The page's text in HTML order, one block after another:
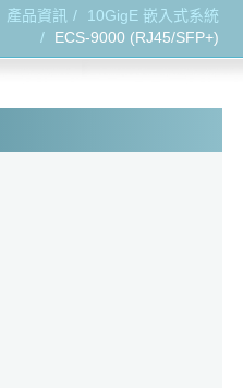
產品資訊
10GigE 嵌入式系統
ECS-9000 (RJ45/SFP+)